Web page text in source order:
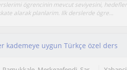
ögrencinin mevcut seviyesini,
alarak planlarim. Ilk derslerde ögre...
kademeye uygun Türkçe özel ders